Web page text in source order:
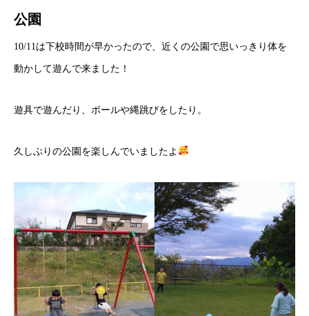
公園
10/11は下校時間が早かったので、近くの公園で思いっきり体を
動かして遊んで来ました！
遊具で遊んだり、ボールや縄跳びをしたり。
久しぶりの公園を楽しんでいましたよ